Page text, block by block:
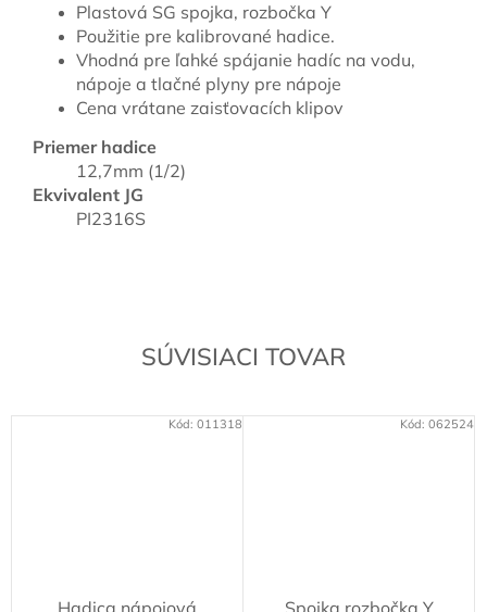
SÚVISIACI TOVAR
Hadica nápojová
Kód: 011318
Spojka rozbočka Y
Kód: 062524
Plastová SG spojka, rozbočka Y
Použitie pre kalibrované hadice.
Vhodná pre ľahké spájanie hadíc na vodu,
nápoje a tlačné plyny pre nápoje
Cena vrátane zaisťovacích klipov
Priemer hadice
12,7mm (1/2)
Ekvivalent JG
PI2316S